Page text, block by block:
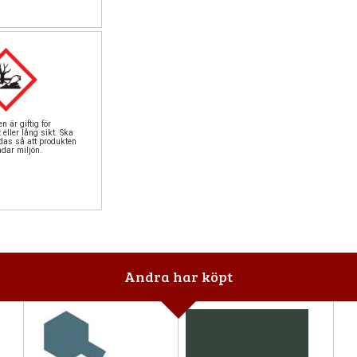
är giftig för
eller lång sikt. Ska
så att produkten
miljön.
Andra har köpt